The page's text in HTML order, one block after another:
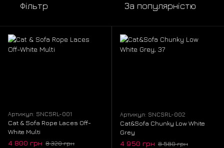
Фільтр За популярністю
Артикул: SNCSRL-001
Cat & Sofa Rope Laces Off-
White Multi
4 800 грн 8 320 грн
Артикул: SNCSRL-002
Cat&Sofa Chunky Low White
Grey
4 950 грн 8 580 грн